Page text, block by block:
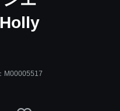
M00005517